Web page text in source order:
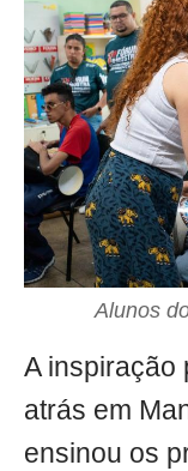
Alunos
A inspiração
atrás em
ensinou os